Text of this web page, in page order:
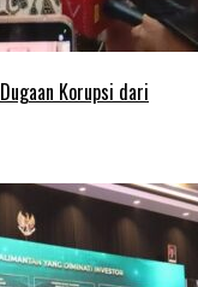
Korupsi dari